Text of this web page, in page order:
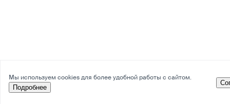
Мы используем cookies для более удобной работы с сайтом.
Подробнее